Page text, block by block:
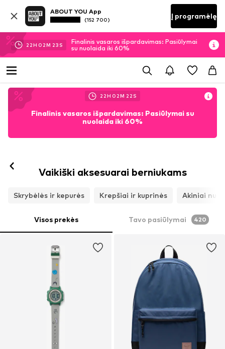
ABOUT YOU App
(152 700) Į programėlę
22H 02M 21 S
Finalinis vasaros išpardavimas: Pasiūlymai
su nuolaida iki 60%
22H 02M 20 S
Finalinis vasaros išpardavimas: Pasiūlymai su
nuolaida iki 60%
Vaikiški aksesuarai berniukams
Skrybėlės ir kepurės Krepšiai ir kuprinės Akiniai nuo
Visos prekės Tavo pasiūlymai 420